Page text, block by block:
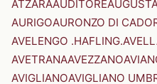
ATZARAAUDITORE
AURIGOAURONZO DI
AVELENGO .HAFLING.
AVETRANAAVEZZANO
AVIGLIANOAVIGLIANO